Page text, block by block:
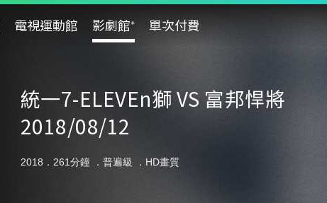
電視運動館 影劇館⁺ 單次付費
統一7-ELEVEn獅 VS 富邦悍將
2018/08/12
2018．261分鐘 ． 普遍級 ．HD畫質